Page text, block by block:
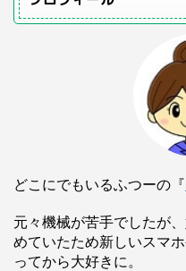
どこにでもいるふつーの『
元々機械が苦手でしたが
めていたため新しいスマ
ってから大好きに。